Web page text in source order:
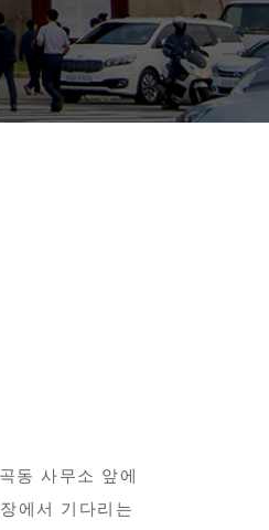
동 사무소 앞에
에서 기다리는